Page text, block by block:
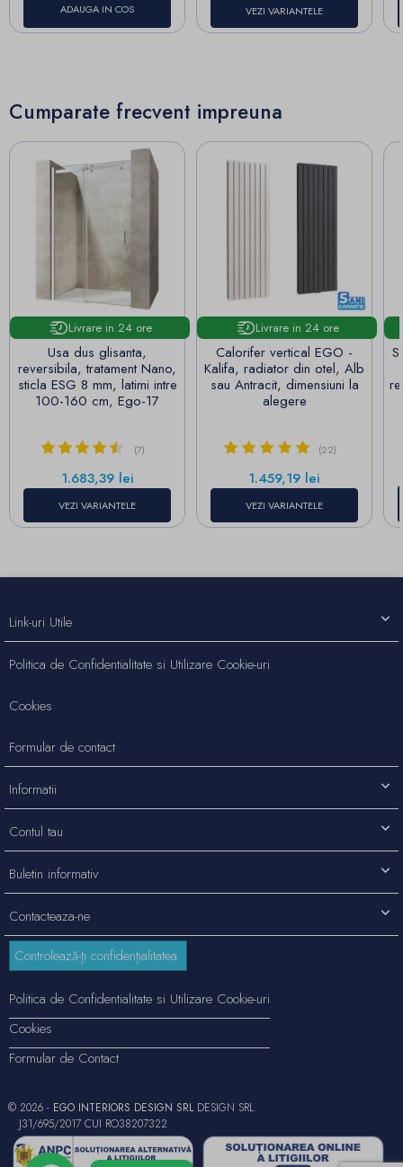
ADAUGA IN COS VEZI VARIANTELE
Cumparate frecvent impreuna
Livrare in 24 ore
Usa dus glisanta,
reversibila, tratament Nano,
sticla ESG 8 mm, latimi intre
100-160 cm, Ego-17
(7)
Pret
1.683,39 lei
VEZI VARIANTELE
Livrare in 24 ore
Calorifer vertical EGO -
Kalifa, radiator din otel, Alb
sau Antracit, dimensiuni la
alegere
(22)
Pret
1.459,19 lei
VEZI VARIANTELE
Contacteaza-ne
Link-uri Utile
Politica de Confidentialitate si Utilizare Cookie-uri
Cookies
Formular de contact
Informatii
Contul tau
Buletin informativ
Controlează-ți confidențialitatea
Politica de Confidentialitate si Utilizare Cookie-uri
Cookies
Formular de Contact
© 2026 - EGO INTERIORS DESIGN SRLDESIGN SRL.
J31/695/2017 CUI RO38207322